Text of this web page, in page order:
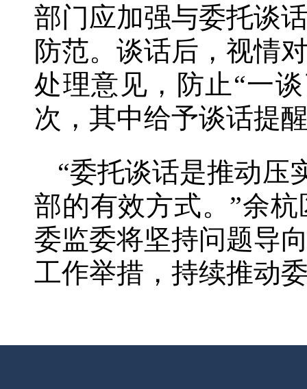
部门应加强与委托谈
防范。谈话后，视情
处理意见，防止“一
次，其中给予谈话提
“委托谈话是推动压
部的有效方式。”余
委监委将坚持问题导
工作举措，持续推动